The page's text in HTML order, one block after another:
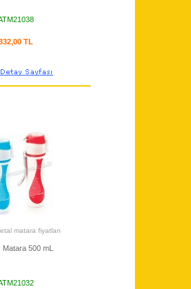
TL
matara fiyatları
Matara 500 mL